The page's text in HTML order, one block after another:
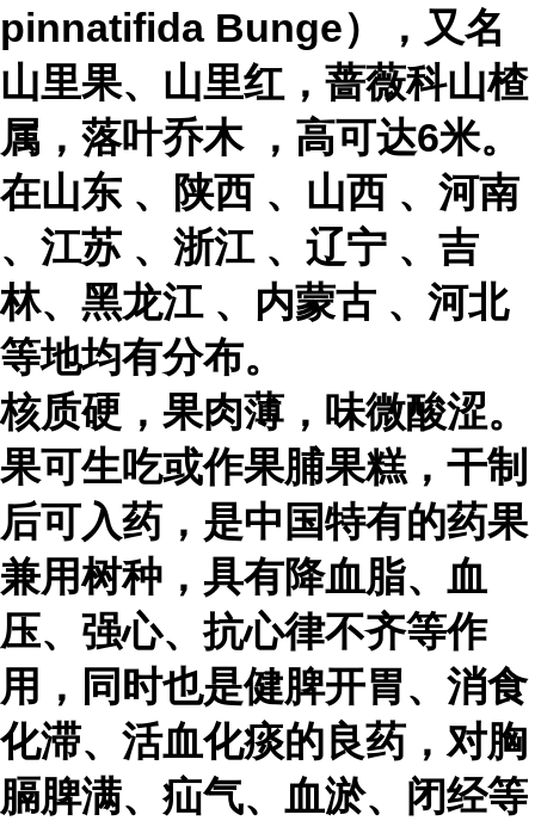
pinnatifida Bunge），又名
山里果、山里红，蔷薇科山楂
属， 落叶乔木
，高可达6米。
在山东 、 陕西 、 山西 、 河南
、 江苏 、 浙江 、 辽宁 、吉
林、 黑龙江 、 内蒙古 、河北
等地均有分布。
核质硬，果肉薄，味微酸涩。
果可生吃或作果脯果糕，干制
后可入药，是中国特有的药果
兼用树种，具有降血脂、血
压、强心、抗心律不齐等作
用，同时也是健脾开胃、消食
化滞、活血化痰的良药，对胸
膈脾满、疝气、血淤、闭经等